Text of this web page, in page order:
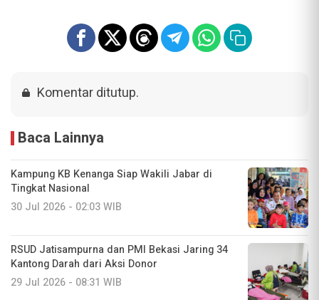
Komentar ditutup.
Baca Lainnya
Kampung KB Kenanga Siap Wakili Jabar di
Tingkat Nasional
30 Jul 2026 - 02:03 WIB
RSUD Jatisampurna dan PMI Bekasi Jaring 34
Kantong Darah dari Aksi Donor
29 Jul 2026 - 08:31 WIB